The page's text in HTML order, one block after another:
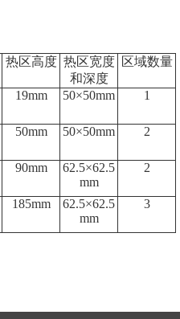
热区高度 热区宽度
和深度
区域数量
19mm 50×50mm 1
50mm 50×50mm 2
90mm
62.5×62.5
mm
2
185mm
62.5×62.5
mm
3